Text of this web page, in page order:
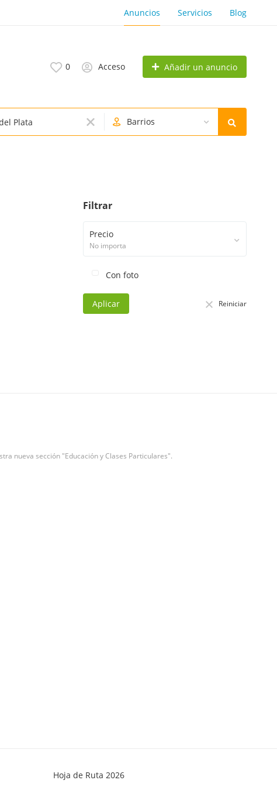
Anuncios Servicios Blog
0 Acceso Añadir un anuncio
Barrios
Filtrar
Precio
No importa
Con foto
Aplicar Reiniciar
nueva sección "Educación y Clases Particulares".
Hoja de Ruta 2026